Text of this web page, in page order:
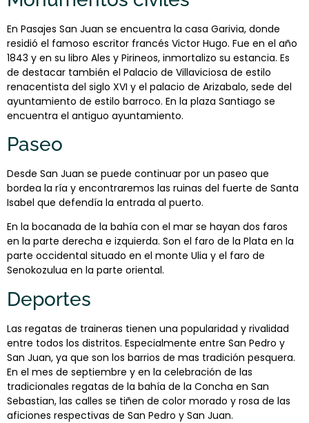
En Pasajes San Juan se encuentra la casa Garivia, donde
residió el famoso escritor francés Victor Hugo. Fue en el año
1843 y en su libro Ales y Pirineos, inmortalizo su estancia. Es
de destacar también el Palacio de Villaviciosa de estilo
renacentista del siglo XVI y el palacio de Arizabalo, sede del
ayuntamiento de estilo barroco. En la plaza Santiago se
encuentra el antiguo ayuntamiento.
Paseo
Desde San Juan se puede continuar por un paseo que
bordea la ría y encontraremos las ruinas del fuerte de Santa
Isabel que defendía la entrada al puerto.
En la bocanada de la bahía con el mar se hayan dos faros
en la parte derecha e izquierda. Son el faro de la Plata en la
parte occidental situado en el monte Ulia y el faro de
Senokozulua en la parte oriental.
Deportes
Las regatas de traineras tienen una popularidad y rivalidad
entre todos los distritos. Especialmente entre San Pedro y
San Juan, ya que son los barrios de mas tradición pesquera.
En el mes de septiembre y en la celebración de las
tradicionales regatas de la bahía de la Concha en San
Sebastian, las calles se tiñen de color morado y rosa de las
aficiones respectivas de San Pedro y San Juan.